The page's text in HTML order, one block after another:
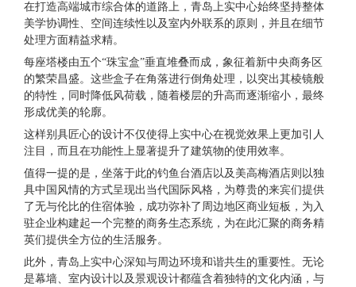
在打造高端城市综合体的道路上，青岛上实中心始终坚持整体
美学协调性、空间连续性以及室内外联系的原则，并且在细节
处理方面精益求精。
每座塔楼由五个“珠宝盒”垂直堆叠而成，象征着新中央商务区
的繁荣昌盛。这些盒子在角落进行倒角处理，以突出其棱镜般
的特性，同时降低风荷载，随着楼层的升高而逐渐缩小，最终
形成优美的轮廓。
这样别具匠心的设计不仅使得上实中心在视觉效果上更加引人
注目，而且在功能性上显著提升了建筑物的使用效率。
值得一提的是，坐落于此的钓鱼台酒店以及美高梅酒店则以独
具中国风情的方式呈现出当代国际风格，为尊贵的来宾们提供
了无与伦比的住宿体验，成功弥补了周边地区商业短板，为入
驻企业构建起一个完整的商务生态系统，为在此汇聚的商务精
英们提供全方位的生活服务。
此外，青岛上实中心深知与周边环境和谐共生的重要性。无论
是幕墙、室内设计以及景观设计都蕴含着独特的文化内涵，与